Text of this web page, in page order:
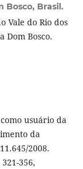
Bosco, Brasil.
Vale do Rio dos
Dom Bosco.
usuário da
da
2008.
356,